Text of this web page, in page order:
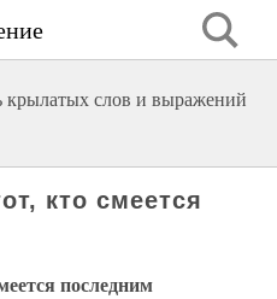
крылатых слов и выражений
кто смеется
последним